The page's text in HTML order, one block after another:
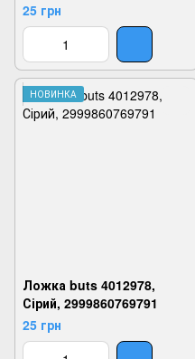
25 грн
НОВИНКА
Ложка buts 4012978,
Сірий, 2999860769791
25 грн